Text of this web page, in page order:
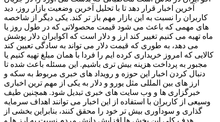
آخرین اخبار قرار دهد تا با تحلیل آخرین وضعیت بازار روز، دید
کاربران را نسبت به این بازار مهم باز تر کند. یکی دیگر از شاخصه
های مهمی که باعث می شود قیمت محصولاتی که در طول روز یا
ماه تهیه می کنیم تغییر کند ارز و دلار است که اکوایران دلار پوشش
می دهد، به طوری که قیمت دلار می تواند به سادگی تعیین کند
کالایی که امروز خریداری کرده ایم را فردا با همان مبلغ تهیه کنیم یا
مجبور به پرداخت هزینه بیش تری باشیم. این مسئله باعث شده تا
دنبال کردن اخبار این حوزه و رویداد های خبری مربوط به سکه و
ارز های بین المللی مثل یورو و دلار به یکی از مهم ترین اخباری
خبرگزاری ها و وب سایت های خبری تبدیل شود. همچنین طیف
وسیعی از کاربران با استفاده از این اخبار می توانند اهداف سرمایه
گذاری و سودآوری بیش تر خود را محقق کنند، بنابراین بخشی از